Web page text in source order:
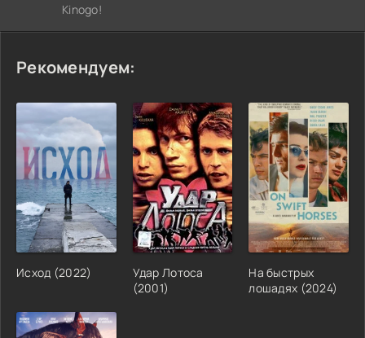
Kinogo!
Рекомендуем:
Исход (2022)
Удар Лотоса
(2001)
На быстрых
лошадях (2024)